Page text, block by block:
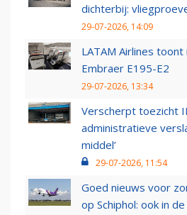
dichterbij:
29-07-2026, 14:09
LATAM Airlines
Embraer E195-E2
29-07-2026, 13:34
Verscherpt toezicht
administratieve
middel’
29-07-2026, 11:54
Goed nieuws voor
op Schiphol: ook in